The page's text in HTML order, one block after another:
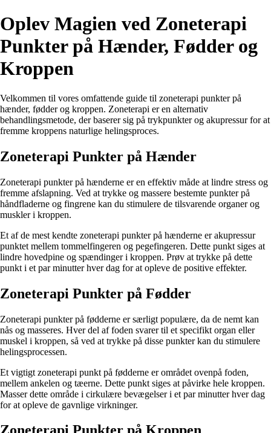
Oplev Magien ved Zoneterapi
Punkter på Hænder, Fødder og
Kroppen
Velkommen til vores omfattende guide til zoneterapi punkter på
hænder, fødder og kroppen. Zoneterapi er en alternativ
behandlingsmetode, der baserer sig på trykpunkter og akupressur for at
fremme kroppens naturlige helingsproces.
Zoneterapi Punkter på Hænder
Zoneterapi punkter på hænderne er en effektiv måde at lindre stress og
fremme afslapning. Ved at trykke og massere bestemte punkter på
håndfladerne og fingrene kan du stimulere de tilsvarende organer og
muskler i kroppen.
Et af de mest kendte zoneterapi punkter på hænderne er akupressur
punktet mellem tommelfingeren og pegefingeren. Dette punkt siges at
lindre hovedpine og spændinger i kroppen. Prøv at trykke på dette
punkt i et par minutter hver dag for at opleve de positive effekter.
Zoneterapi Punkter på Fødder
Zoneterapi punkter på fødderne er særligt populære, da de nemt kan
nås og masseres. Hver del af foden svarer til et specifikt organ eller
muskel i kroppen, så ved at trykke på disse punkter kan du stimulere
helingsprocessen.
Et vigtigt zoneterapi punkt på fødderne er området ovenpå foden,
mellem ankelen og tæerne. Dette punkt siges at påvirke hele kroppen.
Masser dette område i cirkulære bevægelser i et par minutter hver dag
for at opleve de gavnlige virkninger.